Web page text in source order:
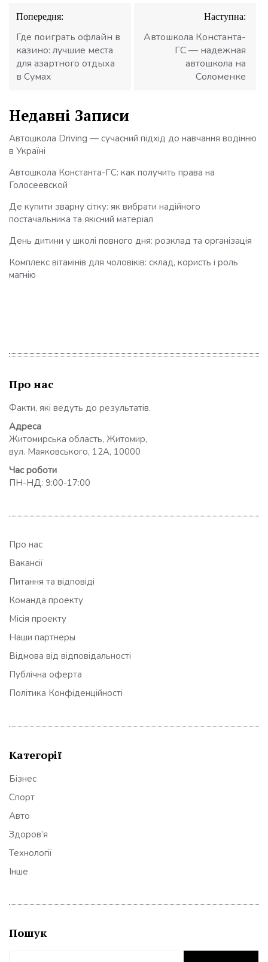
Навігація
записів
Попередня:
Где поиграть офлайн в
казино: лучшие места
для азартного отдыха
в Сумах
Наступна:
Автошкола Константа-
ГС — надежная
автошкола на
Соломенке
Недавні Записи
Автошкола Driving — сучасний підхід до навчання водінню
в Україні
Автошкола Константа-ГС: как получить права на
Голосеевской
Де купити зварну сітку: як вибрати надійного
постачальника та якісний матеріал
День дитини у школі повного дня: розклад та організація
Комплекс вітамінів для чоловіків: склад, користь і роль
магнію
Про нас
Факти, які ведуть до результатів.
Адреса
Житомирська область, Житомир,
вул. Маяковського, 12А, 10000
Час роботи
ПН-НД: 9:00-17:00
Про нас
Вакансії
Питання та відповіді
Команда проекту
Місія проекту
Наши партнеры
Відмова від відповідальності
Публічна оферта
Політика Конфіденційності
Категорії
Бізнес
Спорт
Авто
Здоров’я
Технології
Інше
Пошук